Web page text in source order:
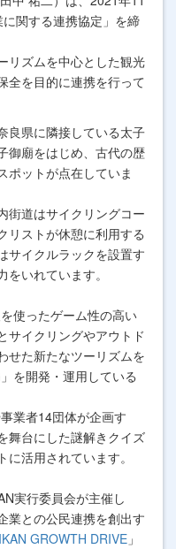
関する連携協定」を締
リズムを中心とした観光
全を目的に連携を行って
良県に隣接している太子
御廟をはじめ、古代の歴
ポットが点在していま
街道はサイクリングコー
リストが休憩に利用する
サイクルラックを設置す
いれています。
使ったゲーム性の高い
サイクリングやアウトド
せた新たなツーリズムを
を開発・運用している
業者14団体が企画す
舞台にした謎解きクイズ
活用されています。
実行委員会が主催し
業との公民連携を創出す
GROWTH DRIVE 」